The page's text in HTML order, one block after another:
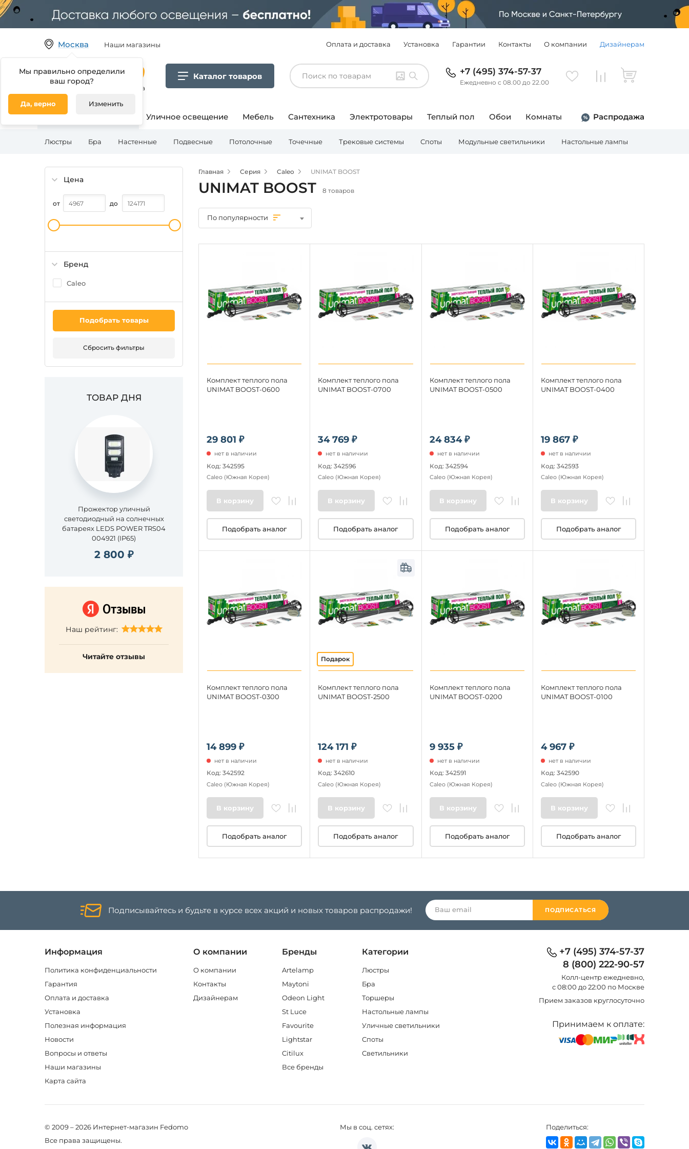
Москва
Мы правильно определили
ваш город?
Да, верно Изменить
Наши магазины Оплата и доставка Установка Гарантии Контакты О компании Дизайнерам
Гипермаркет товаров для дома
Каталог товаров +7 (495) 374-57-37
Ежедневно с 08.00 до 22.00
Освещение для дома Уличное освещение Мебель Сантехника Электротовары Теплый пол Обои Комнаты Распродажа
Люстры Бра Настенные Подвесные Потолочные Точечные Трековые системы Споты Модульные светильники Настольные лампы
Цена
от до
Бренд
Caleo
Подобрать товары
Сбросить фильтры
ТОВАР ДНЯ
Прожектор уличный
светодиодный на солнечных
батареях LEDS POWER TRS04
004921 (IP65)
2 800 ₽
Наш рейтинг:
Читайте отзывы
Главная Серия Caleo UNIMAT BOOST
UNIMAT BOOST 8 товаров
По популярности
29 801 ₽
Комплект теплого пола
UNIMAT BOOST-0600
нет в наличии
Код: 342595
Caleo (Южная Корея)
В корзину
Подобрать аналог
34 769 ₽
Комплект теплого пола
UNIMAT BOOST-0700
нет в наличии
Код: 342596
Caleo (Южная Корея)
В корзину
Подобрать аналог
24 834 ₽
Комплект теплого пола
UNIMAT BOOST-0500
нет в наличии
Код: 342594
Caleo (Южная Корея)
В корзину
Подобрать аналог
19 867 ₽
Комплект теплого пола
UNIMAT BOOST-0400
нет в наличии
Код: 342593
Caleo (Южная Корея)
В корзину
Подобрать аналог
14 899 ₽
Комплект теплого пола
UNIMAT BOOST-0300
нет в наличии
Код: 342592
Caleo (Южная Корея)
В корзину
Подобрать аналог
124 171 ₽
Комплект теплого пола
UNIMAT BOOST-2500
нет в наличии
Код: 342610
Caleo (Южная Корея)
В корзину
Подобрать аналог
9 935 ₽
Комплект теплого пола
UNIMAT BOOST-0200
нет в наличии
Код: 342591
Caleo (Южная Корея)
В корзину
Подобрать аналог
4 967 ₽
Комплект теплого пола
UNIMAT BOOST-0100
нет в наличии
Код: 342590
Caleo (Южная Корея)
В корзину
Подобрать аналог
Подписывайтесь и будьте в курсе всех акций и новых товаров распродажи! ПОДПИСАТЬСЯ
Информация
Политика конфиденциальности
Гарантия
Оплата и доставка
Установка
Полезная информация
Новости
Вопросы и ответы
Наши магазины
Карта сайта
О компании
О компании
Контакты
Дизайнерам
Бренды
Artelamp
Maytoni
Odeon Light
St Luce
Favourite
Lightstar
Citilux
Все бренды
Категории
Люстры
Бра
Торшеры
Настольные лампы
Уличные светильники
Споты
Светильники
+7 (495) 374-57-37
8 (800) 222-90-57
Колл-центр eжедневно,
с 08:00 до 22:00 по Москве
Прием заказов круглосуточно
Принимаем к оплате:
© 2009 – 2026 Интернет-магазин Fedomo
Все права защищены.
Мы в соц. сетях: Поделиться: